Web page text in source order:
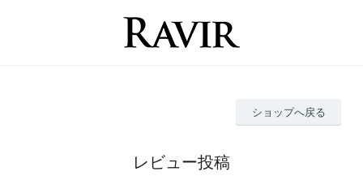
ショップへ戻る
レビュー投稿